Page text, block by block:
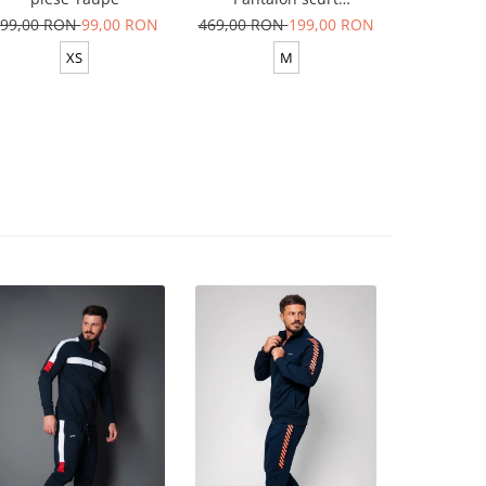
RON99,00 RON
XS
Yellow/White
469,00 RON199,00 RON
M